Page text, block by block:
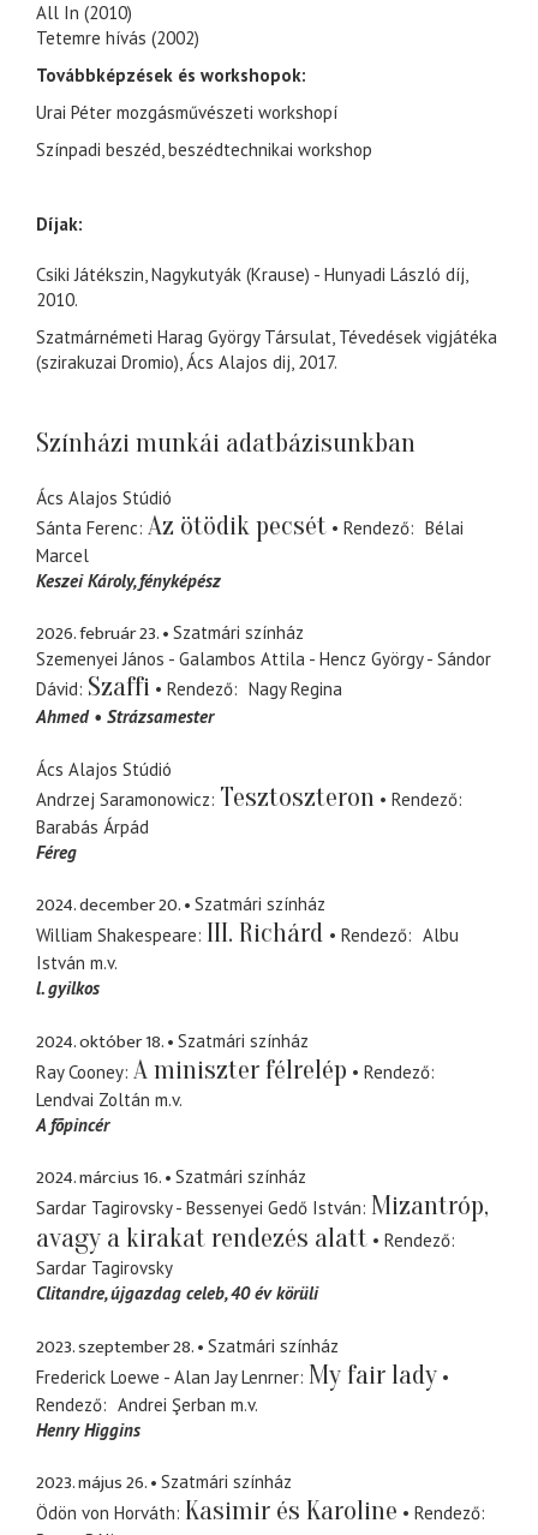
All In (2010)
Tetemre hívás (2002)
Továbbképzések és workshopok:
Urai Péter mozgásművészeti workshopí
Színpadi beszéd, beszédtechnikai workshop
Díjak:
Csiki Játékszin, Nagykutyák (Krause) - Hunyadi László díj,
2010.
Szatmárnémeti Harag György Társulat, Tévedések vigjátéka
(szirakuzai Dromio), Ács Alajos dij, 2017.
Színházi munkái adatbázisunkban
Ács Alajos Stúdió
Sánta Ferenc Az ötödik pecsét Rendező
Bélai
Marcel
Keszei Károly fényképész
2026. február 23.
Szatmári színház
Szemenyei János - Galambos Attila - Hencz György - Sándor
Dávid Szaffi Rendező
Nagy Regina
Ahmed
Strázsamester
Ács Alajos Stúdió
Andrzej Saramonowicz Tesztoszteron
Rendező
Barabás Árpád
Féreg
2024. december 20.
Szatmári színház
William Shakespeare III. Richárd Rendező
Albu
István m.v.
l. gyilkos
2024. október 18.
Szatmári színház
Ray Cooney A miniszter félrelép
Rendező
Lendvai Zoltán m.v.
A fõpincér
2024. március 16.
Szatmári színház
Sardar Tagirovsky - Bessenyei Gedő István Mizantróp,
avagy a kirakat rendezés alatt
Rendező
Sardar Tagirovsky
Clitandre újgazdag celeb, 40 év körüli
2023. szeptember 28.
Szatmári színház
Frederick Loewe - Alan Jay Lenrner My fair lady
Rendező Andrei Şerban m.v.
Henry Higgins
2023. május 26.
Szatmári színház
Ödön von Horváth Kasimir és Karoline
Rendező